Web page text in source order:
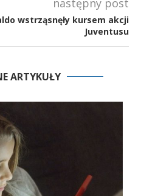
wstrząsnęły kursem akcji
Juventusu
ARTYKUŁY